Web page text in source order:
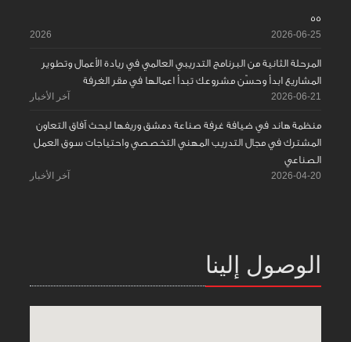
55
2026-06-25
2026
المرحلة الثانية من البرنامج التدريبي العالمي في ريادة الأعمال وتطوير
المشاريع ابدأ وحسّن مشروعك تبدأ اعمالها في مقر الغرفة
2026-06-21 آخر الأخبار
منظمة هاند في ضيافة غرفة صناعة دمشق وريفها لبحث آفاق التعاون
المشترك في مجال التدريب المهني التخصصي واحتياجات سوق العمل
الصناعي
2026-04-20 آخر الأخبار
الوصول إلينا